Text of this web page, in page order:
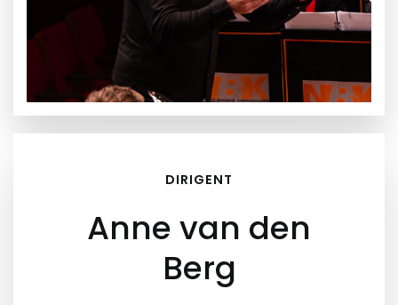
DIRIGENT
Anne van den
Berg